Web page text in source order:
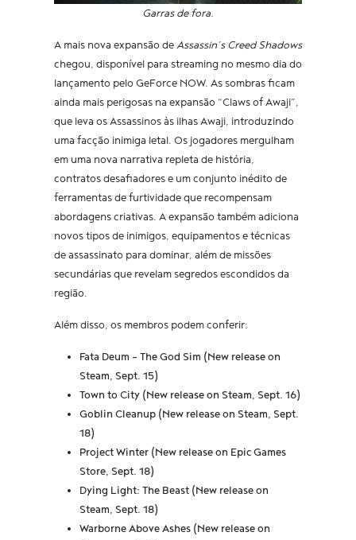
Garras de fora.
A mais nova expansão deAssassin’s Creed Shadows
chegou, disponível para streaming no mesmo dia do
lançamento pelo GeForce NOW. As sombras ficam
ainda mais perigosas na expansão “Claws of Awaji”,
que leva os Assassinos às ilhas Awaji, introduzindo
uma facção inimiga letal. Os jogadores mergulham
em uma nova narrativa repleta de história,
contratos desafiadores e um conjunto inédito de
ferramentas de furtividade que recompensam
abordagens criativas. A expansão também adiciona
novos tipos de inimigos, equipamentos e técnicas
de assassinato para dominar, além de missões
secundárias que revelam segredos escondidos da
região.
Além disso, os membros podem conferir:
Fata Deum - The God Sim (New release on
Steam, Sept. 15)
Town to City (New release on Steam, Sept. 16)
Goblin Cleanup (New release on Steam, Sept.
18)
Project Winter (New release on Epic Games
Store, Sept. 18)
Dying Light: The Beast (New release on
Steam, Sept. 18)
Warborne Above Ashes (New release on